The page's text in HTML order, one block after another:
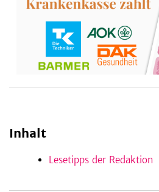
Inhalt
Lesetipps der Redaktion